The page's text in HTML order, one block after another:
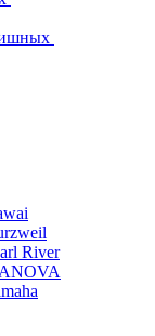
River